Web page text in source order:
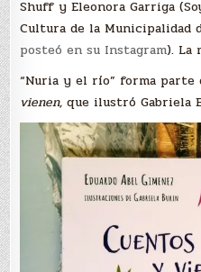
Shuff y Eleonora Garriga
Cultura de la Municipalidad
posteó en su Instagram). La
“Nuria y el río” forma parte
vienen, que ilustró Gabriela